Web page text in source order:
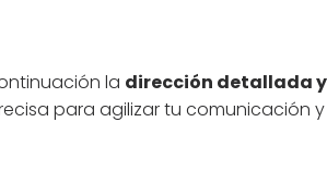
la dirección detallada y
para agilizar tu comunicación